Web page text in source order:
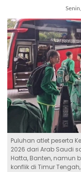
Puluhan atlet peserta
2026 dari Arab Saudi
Hatta, Banten, namun
konflik di Timur